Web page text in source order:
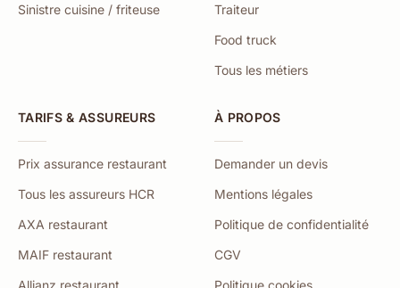
Sinistre cuisine / friteuse
Traiteur
Food truck
Tous les métiers
TARIFS & ASSUREURS
Prix assurance restaurant
Tous les assureurs HCR
AXA restaurant
MAIF restaurant
Allianz restaurant
À PROPOS
Demander un devis
Mentions légales
Politique de confidentialité
CGV
Politique cookies